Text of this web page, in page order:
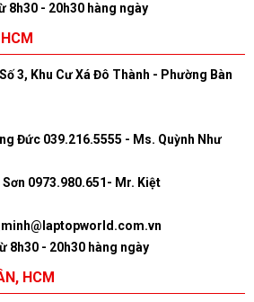
8h30 - 20h30 hàng ngày
3, Khu Cư Xá Đô Thành - Phường Bàn
Đức 039.216.5555 - Ms. Quỳnh Như
Sơn 0973.980.651- Mr. Kiệt
8h30 - 20h30 hàng ngày
HCM